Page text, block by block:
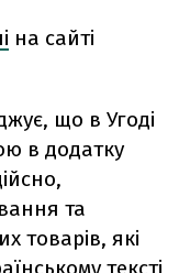
на сайті
що в Угоді
в додатку
та
товарів, які